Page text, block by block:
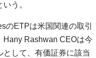
う。
のETPは米国関連の取引
Hany Rashwan CEOは今
して、有価証券に該当